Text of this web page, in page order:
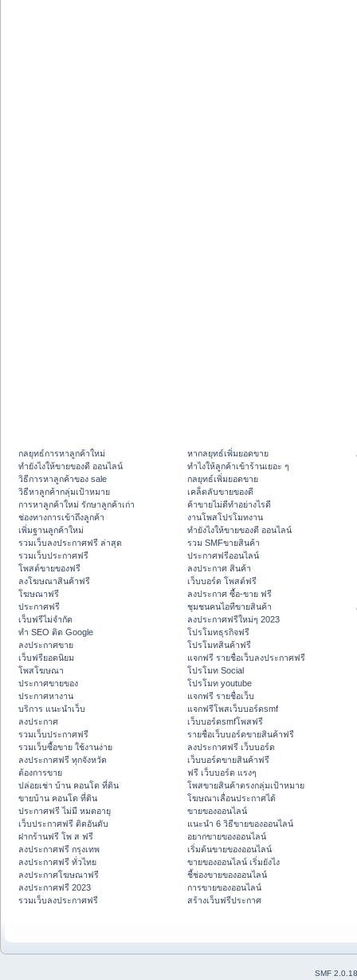
กลยุทธ์การหาลูกค้าใหม่
ทํายังไงให้ขายของดี ออนไลน์
วิธีการหาลูกค้าของ sale
วิธีหาลูกค้ากลุ่มเป้าหมาย
การหาลูกค้าใหม่ รักษาลูกค้าเก่า
ช่องทางการเข้าถึงลูกค้า
เพิ่มฐานลูกค้าใหม่
รวมเว็บลงประกาศฟรี ล่าสุด
รวมเว็บประกาศฟรี
โพสต์ขายของฟรี
ลงโฆษณาสินค้าฟรี
โฆษณาฟรี
ประกาศฟรี
เว็บฟรีไม่จำกัด
ทำ SEO ติด Google
ลงประกาศขาย
เว็บฟรียอดนิยม
โพสโฆษณา
ประกาศขายของ
ประกาศหางาน
บริการ แนะนำเว็บ
ลงประกาศ
รวมเว็บประกาศฟรี
รวมเว็บซื้อขาย ใช้งานง่าย
ลงประกาศฟรี ทุกจังหวัด
ต้องการขาย
ปล่อยเช่า บ้าน คอนโด ที่ดิน
ขายบ้าน คอนโด ที่ดิน
ประกาศฟรี ไม่มี หมดอายุ
เว็บประกาศฟรี ติดอันดับ
ฝากร้านฟรี โพ ส ฟรี
ลงประกาศฟรี กรุงเทพ
ลงประกาศฟรี ทั่วไทย
ลงประกาศโฆษณาฟรี
ลงประกาศฟรี 2023
รวมเว็บลงประกาศฟรี
หากลยุทธ์เพิ่มยอดขาย
ทําไงให้ลูกค้าเข้าร้านเยอะ ๆ
กลยุทธ์เพิ่มยอดขาย
เคล็ดลับขายของดี
ค้าขายไม่ดีทำอย่างไรดี
งานโพสโปรโมทงาน
ทํายังไงให้ขายของดี ออนไลน์
รวม SMFขายสินค้า
ประกาศฟรีออนไลน์
ลงประกาศ สินค้า
เว็บบอร์ด โพสต์ฟรี
ลงประกาศ ซื้อ-ขาย ฟรี
ชุมชนคนไอทีขายสินค้า
ลงประกาศฟรีใหม่ๆ 2023
โปรโมทธุรกิจฟรี
โปรโมทสินค้าฟรี
แจกฟรี รายชื่อเว็บลงประกาศฟรี
โปรโมท Social
โปรโมท youtube
แจกฟรี รายชื่อเว็บ
แจกฟรีโพสเว็บบอร์ดsmf
เว็บบอร์ดsmfโพสฟรี
รายชื่อเว็บบอร์ดขายสินค้าฟรี
ลงประกาศฟรี เว็บบอร์ด
เว็บบอร์ดขายสินค้าฟรี
ฟรี เว็บบอร์ด แรงๆ
โพสขายสินค้าตรงกลุ่มเป้าหมาย
โฆษณาเลื่อนประกาศได้
ขายของออนไลน์
แนะนำ 6 วิธีขายของออนไลน์
อยากขายของออนไลน์
เริ่มต้นขายของออนไลน์
ขายของออนไลน์ เริ่มยังไง
ชี้ช่องขายของออนไลน์
การขายของออนไลน์
สร้างเว็บฟรีประกาศ
SMF 2.0.18